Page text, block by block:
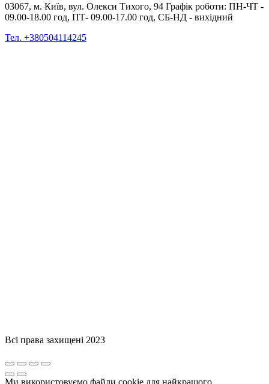
03067, м. Київ, вул. Олекси Тихого, 94 Графік роботи: ПН-ЧТ -
09.00-18.00 год, ПТ- 09.00-17.00 год, СБ-НД - вихідний
Тел. +380504114245
Всі права захищені 2023
Ми використовуємо файли cookie для найкращого